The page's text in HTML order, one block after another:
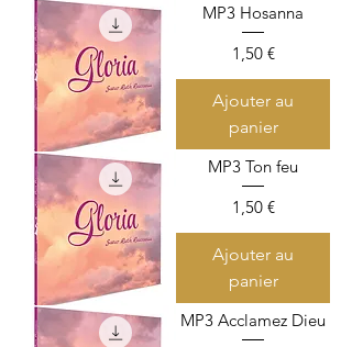
MP3 Hosanna
Prix
1,50 €
Ajouter au
panier
MP3 Ton feu
Prix
1,50 €
Ajouter au
panier
MP3 Acclamez Dieu